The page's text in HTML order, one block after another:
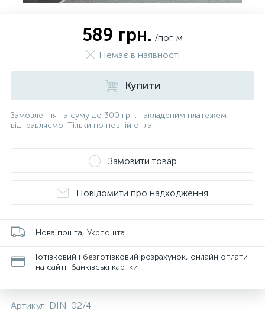
589 грн. /пог. м
Немає в наявності
Купити
Замовлення на суму до 300 грн. накладеним платежем
відправляємо! Тільки по повній оплаті.
Замовити товар
Повідомити про надходження
Нова пошта, Укрпошта
Готівковий і безготівковий розрахунок, онлайн оплати
на сайті, банківські картки
Артикул: DIN-02/4